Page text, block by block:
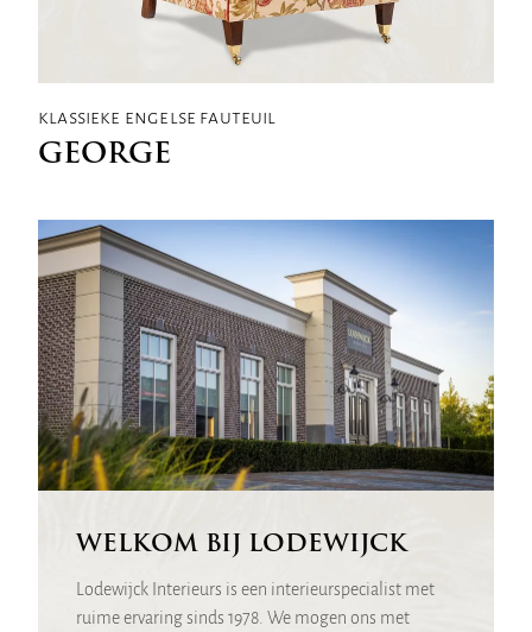
klassieke engelse fauteuil
GEORGE
WELKOM BIJ LODEWIJCK
Lodewijck Interieurs is een interieurspecialist met
ruime ervaring sinds 1978. We mogen ons met